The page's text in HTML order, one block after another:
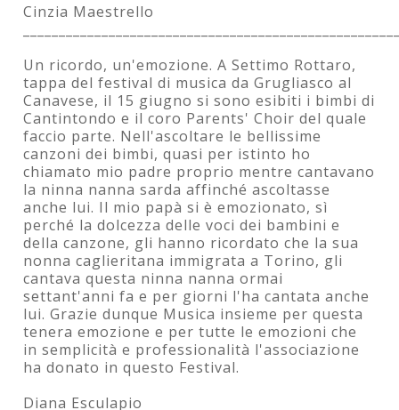
Cinzia Maestrello
Un ricordo, un'emozione. A Settimo Rottaro,
tappa del festival di musica da Grugliasco al
Canavese, il 15 giugno si sono esibiti i bimbi di
Cantintondo e il coro Parents' Choir del quale
faccio parte. Nell'ascoltare le bellissime
canzoni dei bimbi, quasi per istinto ho
chiamato mio padre proprio mentre cantavano
la ninna nanna sarda affinché ascoltasse
anche lui. Il mio papà si è emozionato, sì
perché la dolcezza delle voci dei bambini e
della canzone, gli hanno ricordato che la sua
nonna caglieritana immigrata a Torino, gli
cantava questa ninna nanna ormai
settant'anni fa e per giorni l'ha cantata anche
lui. Grazie dunque Musica insieme per questa
tenera emozione e per tutte le emozioni che
in semplicità e professionalità l'associazione
ha donato in questo Festival.
Diana Esculapio